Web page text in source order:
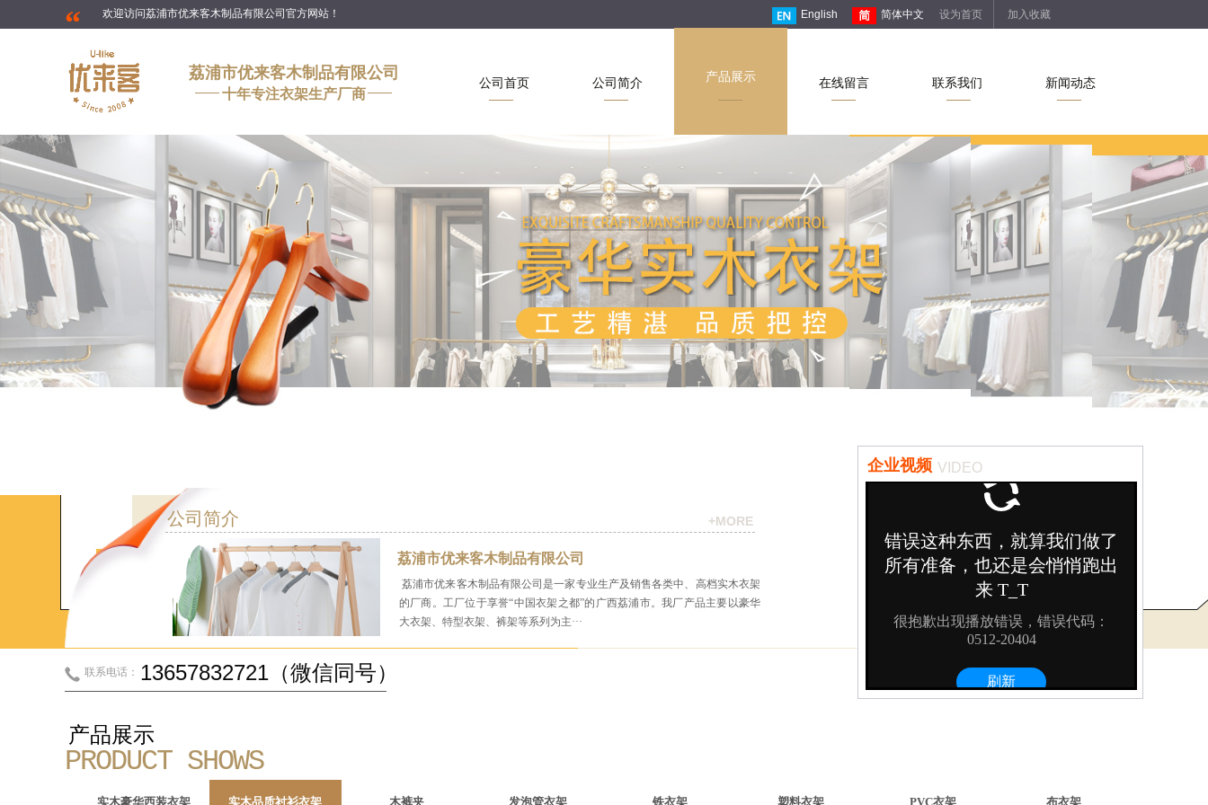
English 简体中文
“ 设为首页 加入收藏
欢迎访问荔浦市优来客木制品有限公司官方网站！
荔浦市优来客木制品有限公司
十年专注衣架生产厂商
公司首页 公司简介 产品展示 在线留言 联系我们 新闻动态
VIDEO
企业视频
公司简介 +MORE
荔浦市优来客木制品有限公司
荔浦市优来客木制品有限公司是一家专业生产及销售各类中、高档实木衣架
的厂商。工厂位于享誉“中国衣架之都”的广西荔浦市。我厂产品主要以豪华
大衣架、特型衣架、裤架等系列为主···
13657832721（微信同号）
联系电话：
产品展示
PRODUCT SHOWS
实木豪华西装衣架 实木品质衬衫衣架 木裤夹 发泡管衣架 铁衣架 塑料衣架 PVC衣架 布衣架